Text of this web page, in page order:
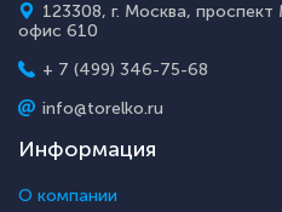
123308, г. Москва,
офис 610
+ 7 (499) 346-75-68
info@torelko.ru
Информация
О компании